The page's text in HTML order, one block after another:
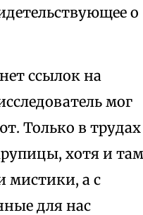
о
ссылок на
мог
Только в трудах
хотя и там
мистики, а с
для нас